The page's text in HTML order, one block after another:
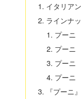
イタリア
ラインナ
プーニ
プーニ
プーニ
プーニ
『プーニ